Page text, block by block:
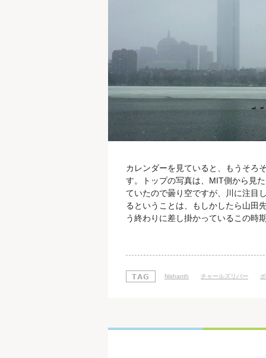
カレンダーを見ていると、もうそろ
す。トップの写真は、MIT側から見
ていたので曇り空ですが、川に注目
るということは、もしかしたら山田
う終わりに差し掛かっているこの時
Webサイトで、HTML5のチュートリ
Nishanth チャールズリバー